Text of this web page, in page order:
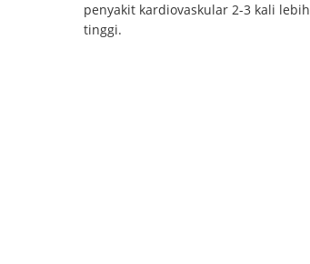
penyakit kardiovaskular 2-3 kali lebih
tinggi.